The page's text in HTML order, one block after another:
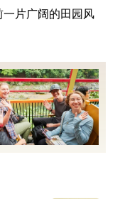
片广阔的田园风